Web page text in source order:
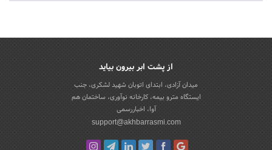
از پشت ابر بیرون بیاید
میدان آزادی، ابتدای اتوبان شهید لشکری، جنب
ایستگاه مترو بیمه، کارخانه نوآوری، ساختمان هم
آوا، اخباررسمی
support@akhbarrasmi.com